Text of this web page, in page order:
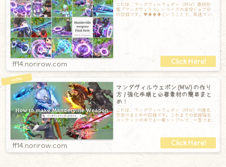
これは、マンダヴィルウェポン（MW）最終形
態『マンダヴィラス』シリーズの全19ジョブ分
の記録です。▼♦♦♦ということで、早速マン
ff14.norirow.com
マンダヴィルウェポン (MW) の作り
方 / 強化手順と必要素材の簡単まと
め！
これは、マンダヴィルウェポン（MW）の進化
方法のまとめの記録です。これまでの武器強化
コンテンツの中でも一番シンプルで、一言でま
ff14.norirow.com